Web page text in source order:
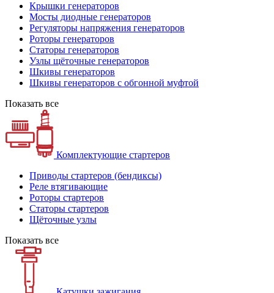
Крышки генераторов
Мосты диодные генераторов
Регуляторы напряжения генераторов
Роторы генераторов
Статоры генераторов
Узлы щёточные генераторов
Шкивы генераторов
Шкивы генераторов с обгонной муфтой
Показать все
Комплектующие стартеров
Приводы стартеров (бендиксы)
Реле втягивающие
Роторы стартеров
Статоры стартеров
Щёточные узлы
Показать все